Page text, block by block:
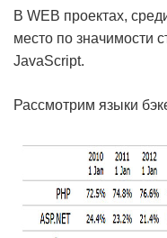
В WEB проектах,
место по значимости
JavaScript.
Рассмотрим языки